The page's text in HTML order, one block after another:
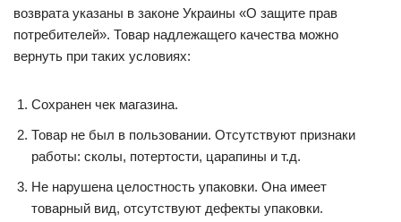
возврата указаны в законе Украины «О защите прав
потребителей». Товар надлежащего качества можно
вернуть при таких условиях:
Сохранен чек магазина.
Товар не был в пользовании. Отсутствуют признаки
работы: сколы, потертости, царапины и т.д.
Не нарушена целостность упаковки. Она имеет
товарный вид, отсутствуют дефекты упаковки.